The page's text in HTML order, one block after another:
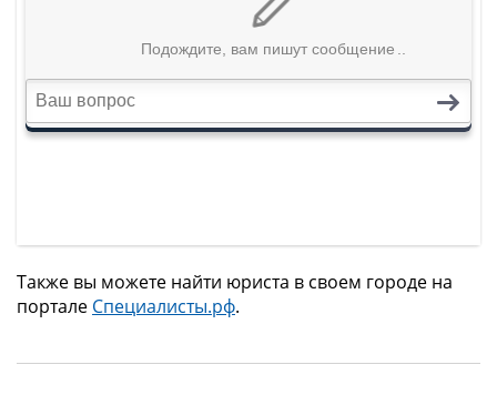
Также вы можете найти юриста в своем городе на
портале Специалисты.рф.